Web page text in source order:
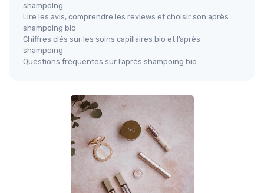
shampoing
Lire les avis, comprendre les reviews et choisir son après
shampoing bio
Chiffres clés sur les soins capillaires bio et l’après
shampoing
Questions fréquentes sur l’après shampoing bio